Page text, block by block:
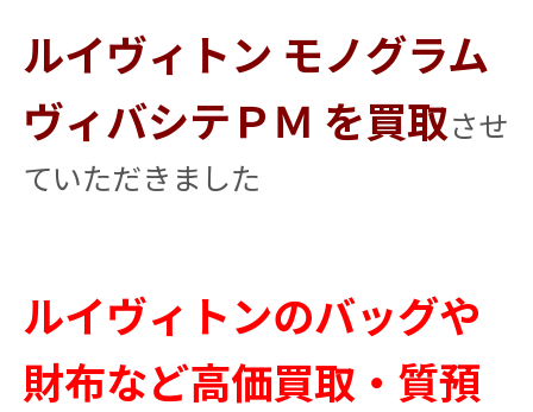
ルイヴィトン モノグラム
ヴィバシテＰＭ を買取させ
ていただきました
ルイヴィトンのバッグや
財布など高価買取・質預